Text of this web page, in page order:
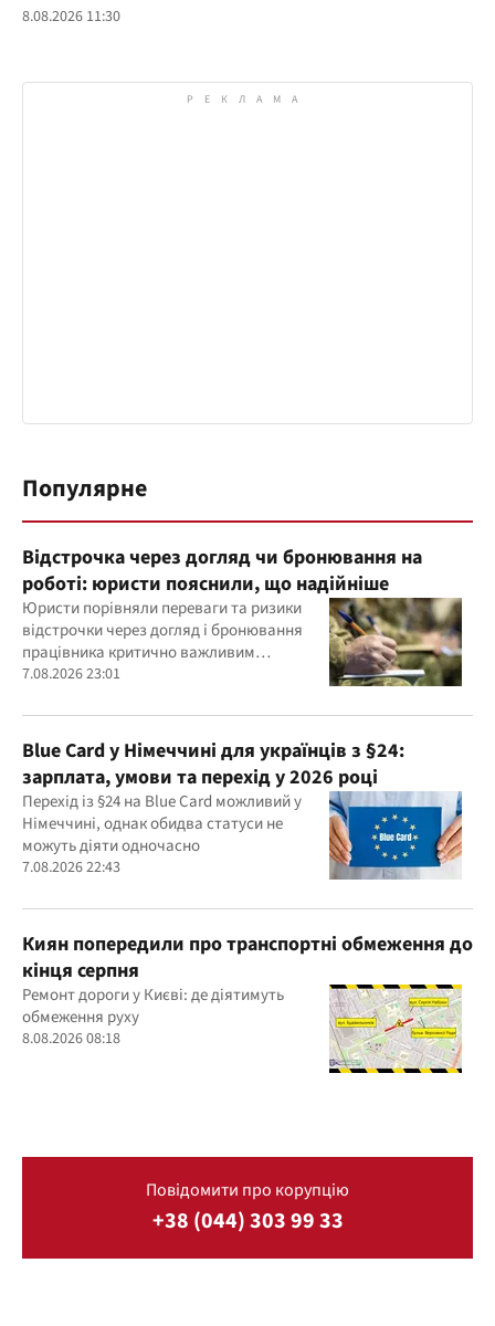
8.08.2026 11:30
Популярне
Відстрочка через догляд чи бронювання на
роботі: юристи пояснили, що надійніше
Юристи порівняли переваги та ризики
відстрочки через догляд і бронювання
працівника критично важливим
підприємством
7.08.2026 23:01
Blue Card у Німеччині для українців з §24:
зарплата, умови та перехід у 2026 році
Перехід із §24 на Blue Card можливий у
Німеччині, однак обидва статуси не
можуть діяти одночасно
7.08.2026 22:43
Киян попередили про транспортні обмеження до
кінця серпня
Ремонт дороги у Києві: де діятимуть
обмеження руху
8.08.2026 08:18
Повідомити про корупцію
+38 (044) 303 99 33